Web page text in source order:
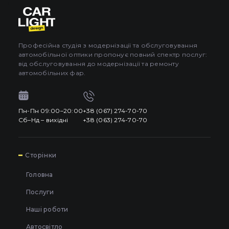
Про автосвітло
Усі категорії
Електрика
Контакти
Мова
UA
EN
RU
Пн-Пн 09:00–20:00
Сб–Нд – вихідні
+38 (067) 274-70-70
+38 (063) 274-70-70
Професійна студія з модернізації та обслуговування
автомобільної оптики пропонує повний спектр послуг:
від обслуговування до модернізації та ремонту
автомобільних фар.
Пн-Пн 09:00–20:00
Сб–Нд – вихідні
+38 (067) 274-70-70
+38 (063) 274-70-70
Сторінки
Головна
Послуги
Наші роботи
Автосвітло